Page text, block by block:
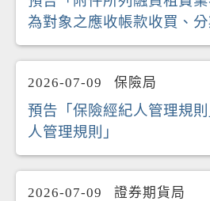
為對象之應收帳款收買、
2026-07-09 保險局
預告「保險經紀人管理規
人管理規則」
2026-07-09 證券期貨局